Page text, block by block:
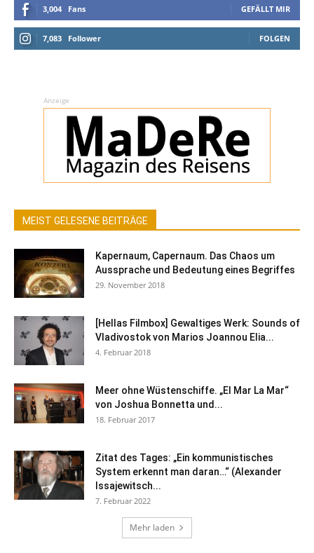
3,004 Fans GEFÄLLT MIR
7,083 Follower FOLGEN
Anzeige
MEIST GELESENE BEITRÄGE
Kapernaum, Capernaum. Das Chaos um
Aussprache und Bedeutung eines Begriffes
29. November 2018
[Hellas Filmbox] Gewaltiges Werk: Sounds of
Vladivostok von Marios Joannou Elia...
4. Februar 2018
Meer ohne Wüstenschiffe. „El Mar La Mar“
von Joshua Bonnetta und...
18. Februar 2017
Zitat des Tages: „Ein kommunistisches
System erkennt man daran…“ (Alexander
Issajewitsch...
7. Februar 2022
Mehr laden